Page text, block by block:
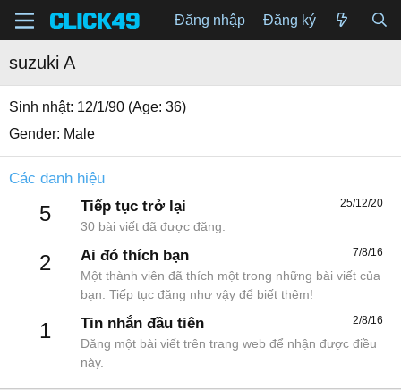
Đăng nhập Đăng ký
suzuki A
Sinh nhật 12/1/90 (Age: 36)
Gender Male
Các danh hiệu
5 25/12/20
Tiếp tục trở lại
30 bài viết đã được đăng.
2 7/8/16
Ai đó thích bạn
Một thành viên đã thích một trong những bài viết của
bạn. Tiếp tục đăng như vậy để biết thêm!
1 2/8/16
Tin nhắn đầu tiên
Đăng một bài viết trên trang web để nhận được điều
này.